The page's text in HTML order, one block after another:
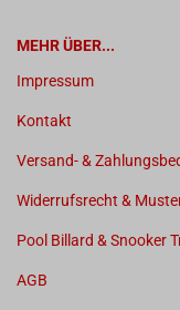
MEHR ÜBER...
Impressum
Kontakt
Versand- &
Widerrufsrecht &
Pool Billard & Snooker
AGB